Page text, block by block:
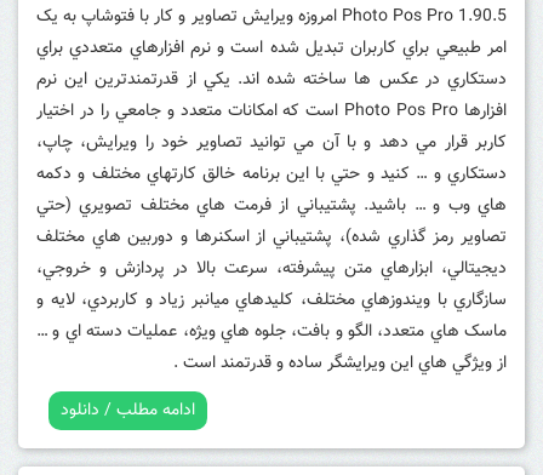
Photo Pos Pro 1.90.5 امروزه ويرايش تصاوير و کار با فتوشاپ به يک
امر طبيعي براي کاربران تبديل شده است و نرم افزارهاي متعددي براي
دستکاري در عکس ها ساخته شده اند. يکي از قدرتمندترين اين نرم
افزارها Photo Pos Pro است که امکانات متعدد و جامعي را در اختيار
کاربر قرار مي دهد و با آن مي توانيد تصاوير خود را ويرايش، چاپ،
دستکاري و … کنيد و حتي با اين برنامه خالق کارتهاي مختلف و دکمه
هاي وب و … باشيد. پشتيباني از فرمت هاي مختلف تصويري (حتي
تصاوير رمز گذاري شده)، پشتيباني از اسکنرها و دوربين هاي مختلف
ديجيتالي، ابزارهاي متن پيشرفته، سرعت بالا در پردازش و خروجي،
سازگاري با ويندوزهاي مختلف، کليدهاي ميانبر زياد و کاربردي، لايه و
ماسک هاي متعدد، الگو و بافت، جلوه هاي ويژه، عمليات دسته اي و …
از ويژگي هاي اين ويرايشگر ساده و قدرتمند است .
ادامه مطلب / دانلود